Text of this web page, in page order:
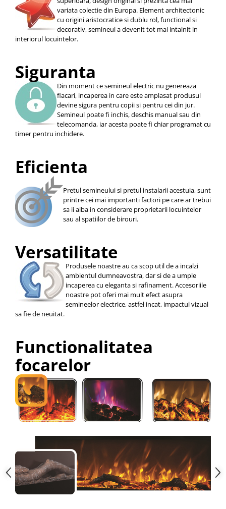
variata colectie din Europa. Element architectonic
cu origini aristocratice si dublu rol, functional si
decorativ, semineul a devenit tot mai intalnit in
interiorul locuintelor.
Siguranta
Din moment ce semineul electric nu genereaza
flacari, incaperea in care este amplasat produsul
devine sigura pentru copii si pentru cei din jur.
Semineul poate fi inchis, deschis manual sau din
telecomanda, iar acesta poate fi chiar programat cu
timer pentru inchidere.
Eficienta
Pretul semineului si pretul instalarii acestuia, sunt
printre cei mai importanti factori pe care ar trebui
sa ii aiba in considerare proprietarii locuintelor
sau al spatiilor de birouri.
Versatilitate
Produsele noastre au ca scop util de a incalzi
ambientul dumneavostra, dar si de a umple
incaperea cu eleganta si rafinament. Accesoriile
noastre pot oferi mai mult efect asupra
semineelor electrice, astfel incat, impactul vizual
sa fie de neuitat.
Functionalitatea
focarelor